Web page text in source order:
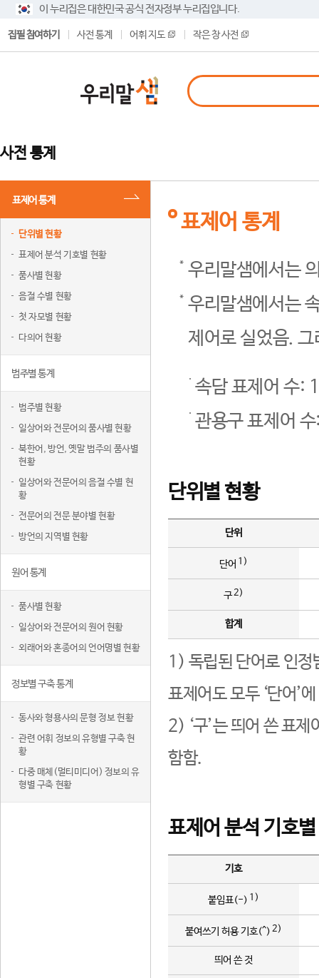
이 누리집은 대한민국 공식 전자정부 누리집입니다.
집필 참여하기 사전 통계 어휘 지도 작은 창 사전
사전 통계
표제어 통계
단위별 현황
표제어 분석 기호별 현황
품사별 현황
음절 수별 현황
첫 자모별 현황
다의어 현황
범주별 통계
범주별 현황
일상어와 전문어의 품사별 현황
북한어, 방언, 옛말 범주의 품사별
현황
일상어와 전문어의 음절 수별 현
황
전문어의 전문 분야별 현황
방언의 지역별 현황
원어 통계
품사별 현황
일상어와 전문어의 원어 현황
외래어와 혼종어의 언어명별 현황
정보별 구축 통계
동사와 형용사의 문형 정보 현황
관련 어휘 정보의 유형별 구축 현
황
다중 매체(멀티미디어) 정보의 유
형별 구축 현황
표제어 통계
우리말샘에서는
우리말샘에서는
제어로 실었음.
속담 표제어 수:
관용구 표제어
단위별 현황
단위
단어 1)
구2)
합계
1) 독립된 단어로 인정
표제어도 모두 ‘단어’
2) ‘구’는 띄어 쓴 표
함함.
표제어 분석 기호
기호
붙임표(-) 1)
붙여쓰기 허용 기호(^) 2)
띄어 쓴 것